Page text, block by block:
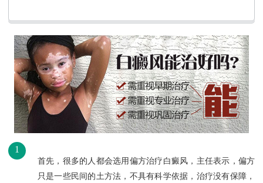
1
首先，很多的人都会选用偏方治疗白癜风，主任表示，偏方
只是一些民间的土方法，不具有科学依据，治疗没有保障，